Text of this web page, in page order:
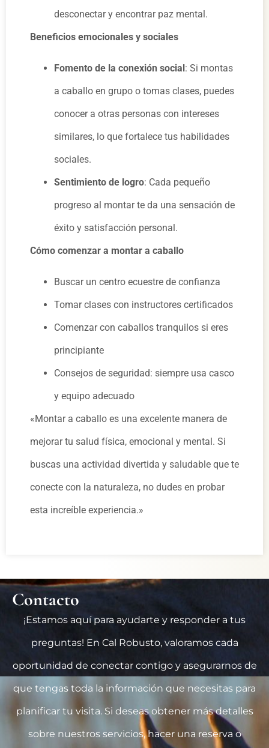
desconectar y encontrar paz mental.
Beneficios emocionales y sociales
Fomento de la conexión social: Si montas
a caballo en grupo o tomas clases, puedes
conocer a otras personas con intereses
similares, lo que fortalece tus habilidades
sociales.
Sentimiento de logro: Cada pequeño
progreso al montar te da una sensación de
éxito y satisfacción personal.
Cómo comenzar a montar a caballo
Buscar un centro ecuestre de confianza
Tomar clases con instructores certificados
Comenzar con caballos tranquilos si eres
principiante
Consejos de seguridad: siempre usa casco
y equipo adecuado
«Montar a caballo es una excelente manera de
mejorar tu salud física, emocional y mental. Si
buscas una actividad divertida y saludable que te
conecte con la naturaleza, no dudes en probar
esta increíble experiencia.»
Contacto
¡Estamos aquí para ayudarte y responder a tus
preguntas! En Cal Robusto, valoramos cada
oportunidad de conectar contigo y asegurarnos de
que tengas toda la información que necesitas para
planificar tu visita. Si deseas obtener más detalles
sobre nuestros servicios, hacer una reserva o